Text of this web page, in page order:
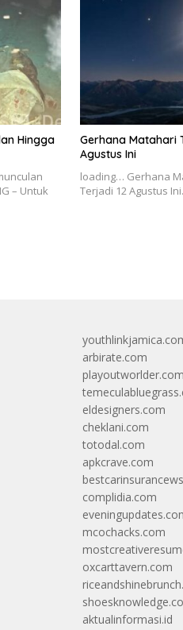
Hingga
– Untuk
Gerhana Matahari
Agustus Ini
loading… Gerhana
Terjadi 12 Agustus
arbirate.com
playoutworlder.com
eldesigners.com
cheklani.com
totodal.com
apkcrave.com
complidia.com
mcochacks.com
oxcarttavern.com
aktualinformasi.id